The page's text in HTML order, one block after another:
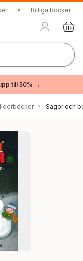
• Billiga böcker
till 50% →
Sagor och